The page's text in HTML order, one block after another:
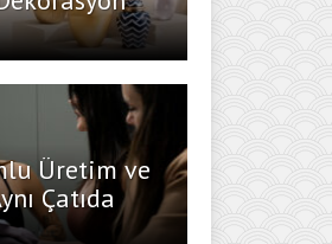
Üretim ve
Çatıda